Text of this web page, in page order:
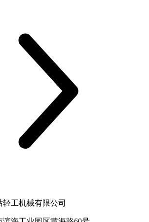
工机械有限公司